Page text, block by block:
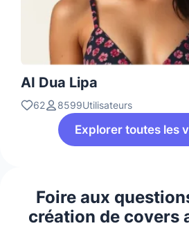
AI Dua Lipa
62 8599Utilisateurs
Explorer toutes les
Foire aux
création de covers